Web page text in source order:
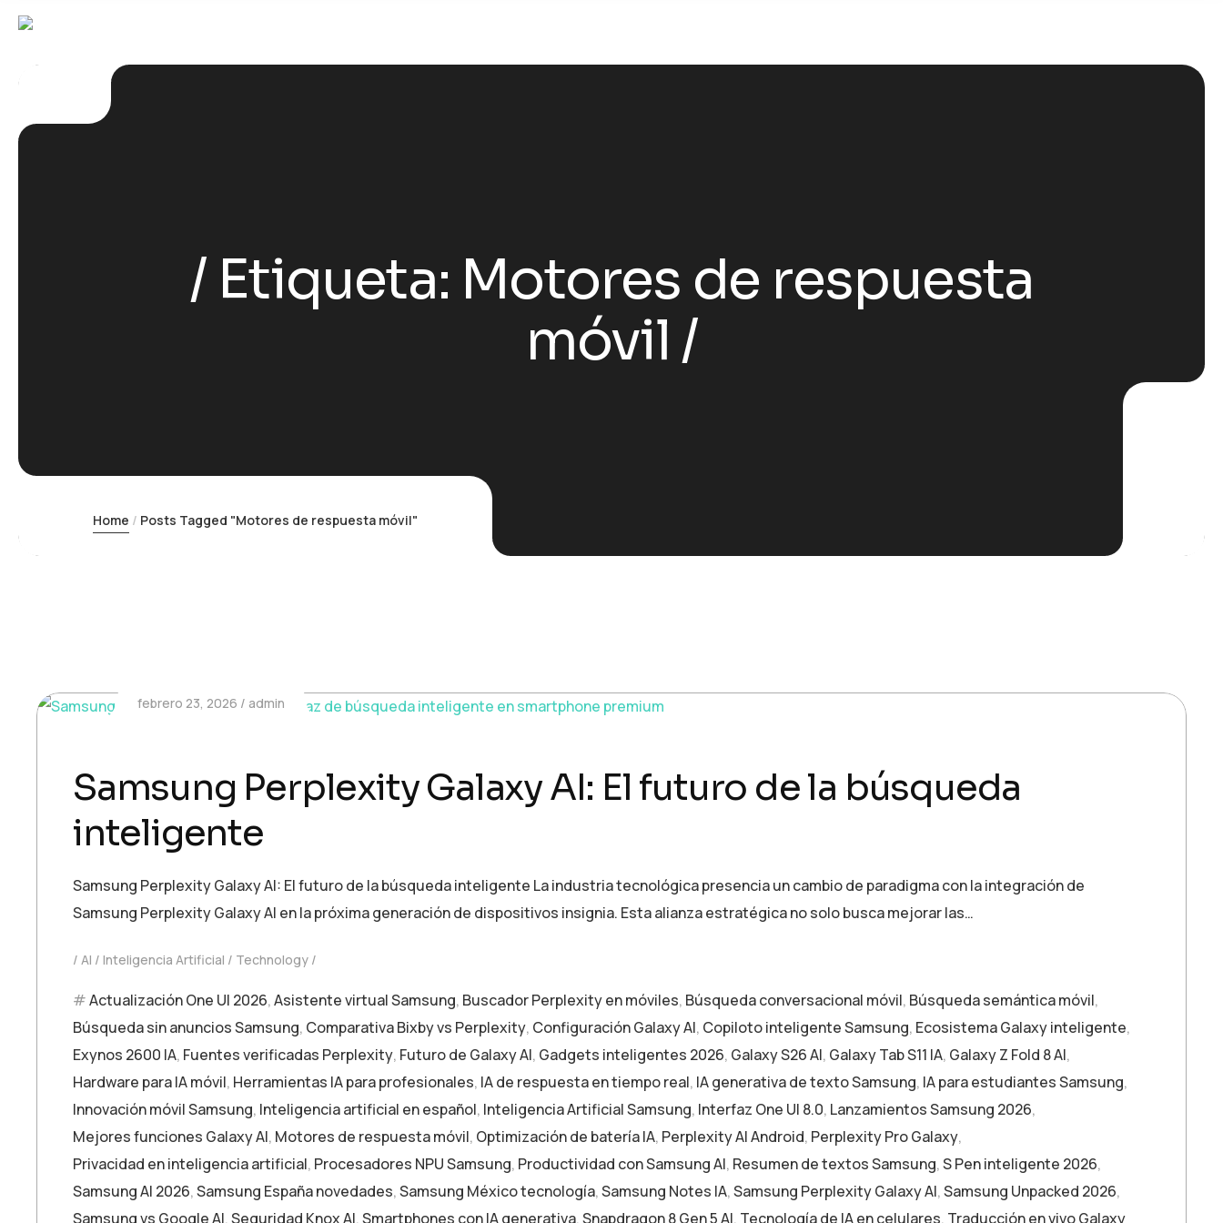
Etiqueta: Motores de respuesta
móvil
Home Posts Tagged "Motores de respuesta móvil"
febrero 23, 2026 admin
Samsung Perplexity Galaxy AI: El futuro de la búsqueda
inteligente
Samsung Perplexity Galaxy AI: El futuro de la búsqueda inteligente La industria tecnológica presencia un cambio de paradigma con la integración de
Samsung Perplexity Galaxy AI en la próxima generación de dispositivos insignia. Esta alianza estratégica no solo busca mejorar las…
AI Inteligencia Artificial Technology
Actualización One UI 2026,Asistente virtual Samsung, Buscador Perplexity en móviles, Búsqueda conversacional móvil, Búsqueda semántica móvil,
Búsqueda sin anuncios Samsung, Comparativa Bixby vs Perplexity, Configuración Galaxy AI, Copiloto inteligente Samsung, Ecosistema Galaxy inteligente,
Exynos 2600 IA, Fuentes verificadas Perplexity, Futuro de Galaxy AI, Gadgets inteligentes 2026, Galaxy S26 AI, Galaxy Tab S11 IA, Galaxy Z Fold 8 AI,
Hardware para IA móvil, Herramientas IA para profesionales, IA de respuesta en tiempo real, IA generativa de texto Samsung, IA para estudiantes Samsung,
Innovación móvil Samsung, Inteligencia artificial en español, Inteligencia Artificial Samsung, Interfaz One UI 8.0, Lanzamientos Samsung 2026,
Mejores funciones Galaxy AI, Motores de respuesta móvil, Optimización de batería IA, Perplexity AI Android, Perplexity Pro Galaxy,
Privacidad en inteligencia artificial, Procesadores NPU Samsung, Productividad con Samsung AI, Resumen de textos Samsung,S Pen inteligente 2026,
Samsung AI 2026,Samsung España novedades,Samsung México tecnología,Samsung Notes IA,Samsung Perplexity Galaxy AI,Samsung Unpacked 2026,
Samsung vs Google AI,Seguridad Knox AI,Smartphones con IA generativa,Snapdragon 8 Gen 5 AI, Tecnología de IA en celulares, Traducción en vivo Galaxy